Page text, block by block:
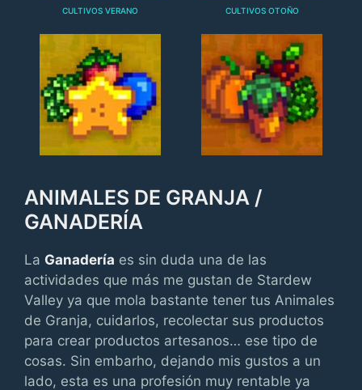
CULTIVOS VERANO CULTIVOS OTOÑO
ANIMALES DE GRANJA /
GANADERÍA
La Ganadería es sin duda una de las
actividades que más me gustan de Stardew
Valley ya que mola bastante tener tus Animales
de Granja, cuidarlos, recolectar sus productos
para crear productos artesanos… ese tipo de
cosas. Sin embarho, dejando mis gustos a un
lado, esta es una profesión muy rentable ya